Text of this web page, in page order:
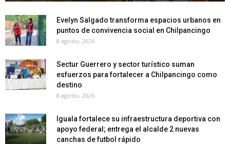
Evelyn Salgado transforma espacios urbanos en
puntos de convivencia social en Chilpancingo
8 agosto, 2026
Sectur Guerrero y sector turístico suman
esfuerzos para fortalecer a Chilpancingo como
destino
8 agosto, 2026
Iguala fortalece su infraestructura deportiva con
apoyo federal; entrega el alcalde 2 nuevas
canchas de futbol rápido